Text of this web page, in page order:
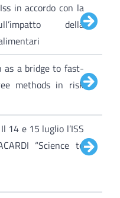
in accordo con la
della
as a bridge to fast-
methods in risk
14 e 15 luglio l’ISS
“Science to